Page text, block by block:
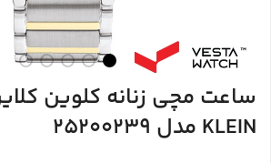
KLEIN مدل 25200239